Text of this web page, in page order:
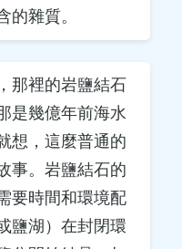
的雜質。
那裡的岩鹽結石
是幾億年前海水
想，這麼普通的
事。岩鹽結石的
要時間和環境配
鹽湖）在封閉環